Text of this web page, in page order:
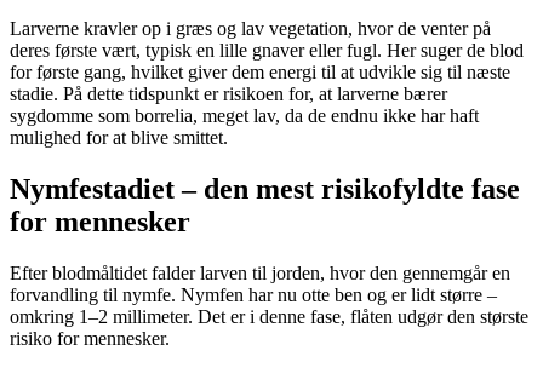
Larverne kravler op i græs og lav vegetation, hvor de venter på
deres første vært, typisk en lille gnaver eller fugl. Her suger de blod
for første gang, hvilket giver dem energi til at udvikle sig til næste
stadie. På dette tidspunkt er risikoen for, at larverne bærer
sygdomme som borrelia, meget lav, da de endnu ikke har haft
mulighed for at blive smittet.
Nymfestadiet – den mest risikofyldte fase
for mennesker
Efter blodmåltidet falder larven til jorden, hvor den gennemgår en
forvandling til nymfe. Nymfen har nu otte ben og er lidt større –
omkring 1–2 millimeter. Det er i denne fase, flåten udgør den største
risiko for mennesker.